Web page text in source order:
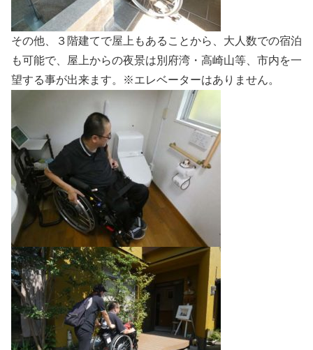
その他、３階建てで屋上もあることから、大人数での宿泊
も可能で、屋上からの夜景は別府湾・高崎山等、市内を一
望する事が出来ます。※エレベーターはありません。